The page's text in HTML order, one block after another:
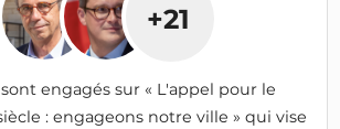
+21
engagés sur « L'appel pour le
: engageons notre ville » qui vise